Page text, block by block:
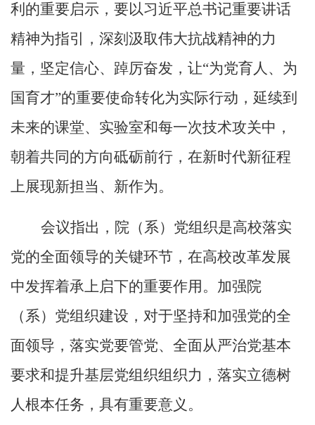
利的重要启示，要以习近平总书记重要讲话
精神为指引，深刻汲取伟大抗战精神的力
量，坚定信心、踔厉奋发，让“为党育人、为
国育才”的重要使命转化为实际行动，延续到
未来的课堂、实验室和每一次技术攻关中，
朝着共同的方向砥砺前行，在新时代新征程
上展现新担当、新作为。
会议指出，院（系）党组织是高校落实
党的全面领导的关键环节，在高校改革发展
中发挥着承上启下的重要作用。加强院
（系）党组织建设，对于坚持和加强党的全
面领导，落实党要管党、全面从严治党基本
要求和提升基层党组织组织力，落实立德树
人根本任务，具有重要意义。